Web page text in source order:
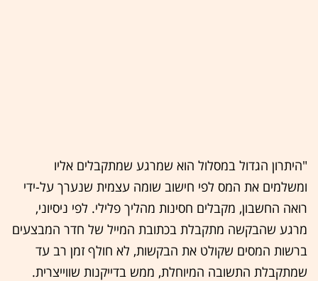
"היתרון הגדול במסלול הוא שמרגע שמתקבלים אליו
ומשלמים את המס לפי חישוב שומה עצמית שנערך על-ידי
רואה החשבון, מקבלים חסינות מהליך פלילי. לפי ניסיוני,
מרגע שהבקשה מתקבלת בכתובת המייל של חדר המבצעים
ברשות המסים שקולט את הבקשות, לא חולף זמן רב עד
שמתקבלת התשובה המיוחלת, ממש בדייקנות שווייצרית.